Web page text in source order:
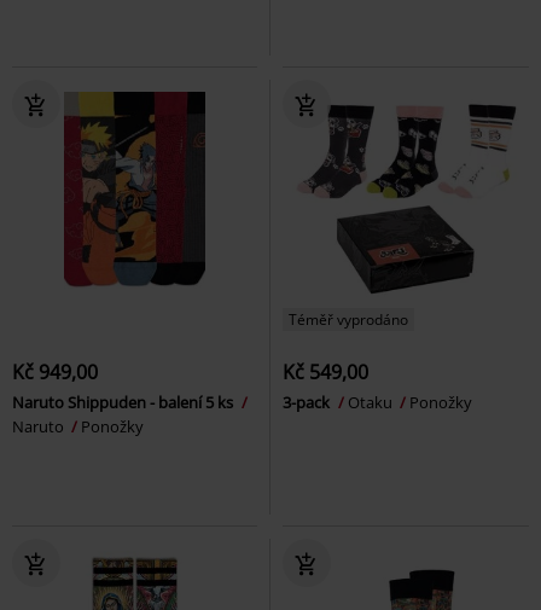
Kč 949,00
Naruto Shippuden - balení 5 ks
Naruto
Ponožky
Téměř vyprodáno
Kč 549,00
3-pack Otaku Ponožky